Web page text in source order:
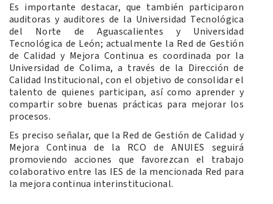
Es importante destacar, que también participaron
auditoras y auditores de la Universidad Tecnológica
del Norte de Aguascalientes y Universidad
Tecnológica de León; actualmente la Red de Gestión
de Calidad y Mejora Continua es coordinada por la
Universidad de Colima, a través de la Dirección de
Calidad Institucional, con el objetivo de consolidar el
talento de quienes participan, así como aprender y
compartir sobre buenas prácticas para mejorar los
procesos.
Es preciso señalar, que la Red de Gestión de Calidad y
Mejora Continua de la RCO de ANUIES seguirá
promoviendo acciones que favorezcan el trabajo
colaborativo entre las IES de la mencionada Red para
la mejora continua interinstitucional.